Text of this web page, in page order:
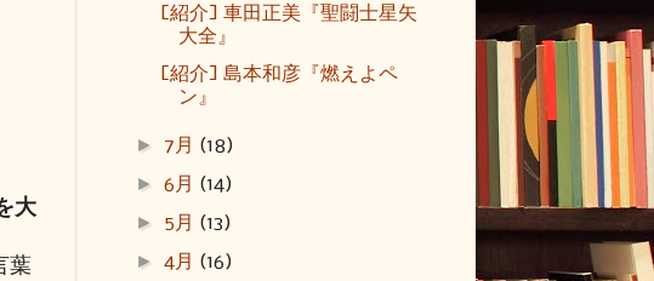
大
葉
[紹介] 車田正美『聖闘士星矢
大全』
[紹介] 島本和彦『燃えよペ
ン』
► 7月 (18)
►6月 (14)
► 5月 (13)
►4月 (16)